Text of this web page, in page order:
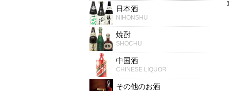
日本酒
NIHONSHU
焼酎
SHOCHU
中国酒
CHINESE LIQUOR
その他のお酒